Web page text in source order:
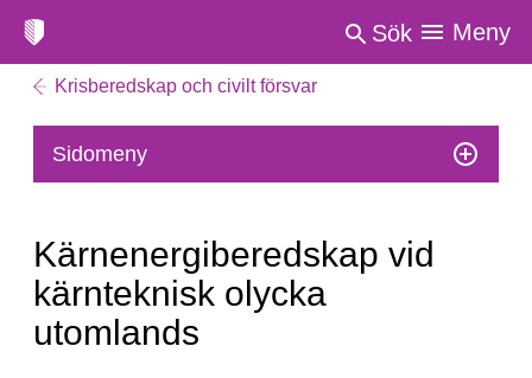
Sök Meny
Krisberedskap och civilt försvar
Sidomeny
Kärnenergiberedskap vid
kärnteknisk olycka
utomlands